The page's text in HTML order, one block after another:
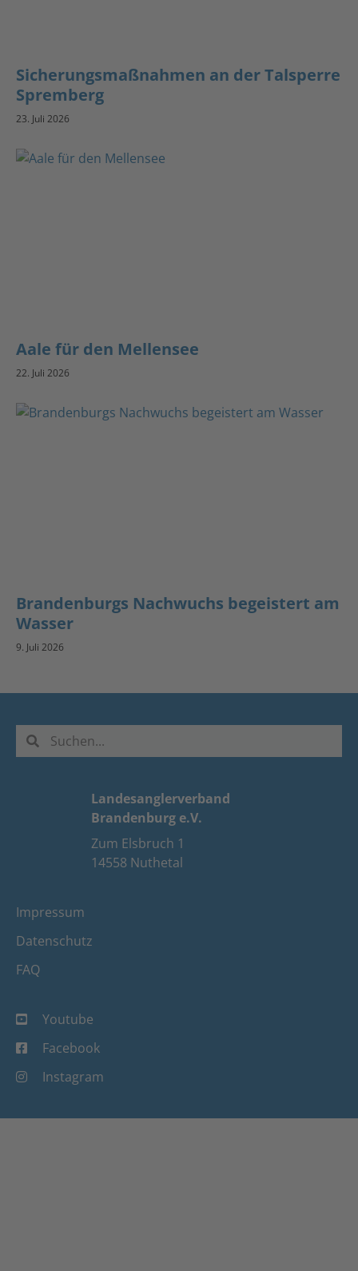
Sicherungsmaßnahmen an der Talsperre
Spremberg
23. Juli 2026
Aale für den Mellensee
22. Juli 2026
Brandenburgs Nachwuchs begeistert am
Wasser
9. Juli 2026
Landesanglerverband
Brandenburg e.V.
Zum Elsbruch 1
14558 Nuthetal
Impressum
Datenschutz
FAQ
Youtube
Facebook
Instagram